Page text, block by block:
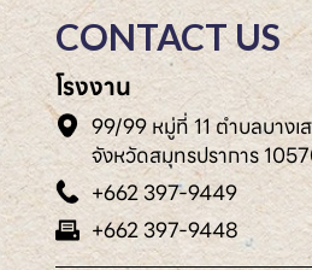
CONTACT US
โรงงาน
99/99 หมู่ที่ 11 ตำบลบางเ
จังหวัดสมุทรปราการ
+662 397-9449
+662 397-9448